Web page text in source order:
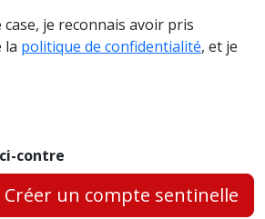
case, je reconnais avoir pris
la politique de confidentialité, et je
contre
Créer un compte sentinelle